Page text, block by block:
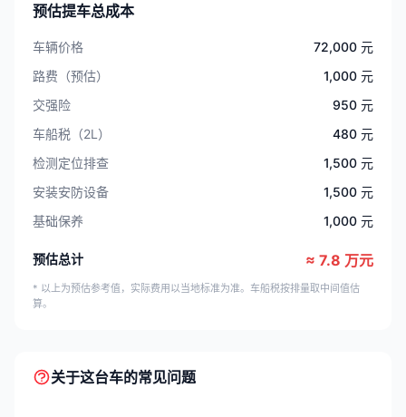
预估提车总成本
车辆价格
72,000 元
路费（预估）
1,000 元
交强险
950 元
车船税（2L）
480 元
检测定位排查
1,500 元
安装安防设备
1,500 元
基础保养
1,000 元
预估总计 ≈ 7.8 万元
* 以上为预估参考值，实际费用以当地标准为准。车船税按排量取中间值估
算。
关于这台车的常见问题